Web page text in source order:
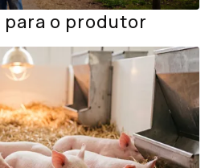
o produtor